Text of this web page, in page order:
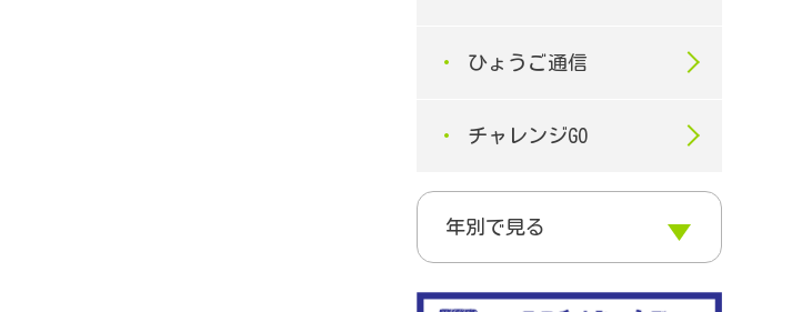
ひょうご通信
チャレンジGO